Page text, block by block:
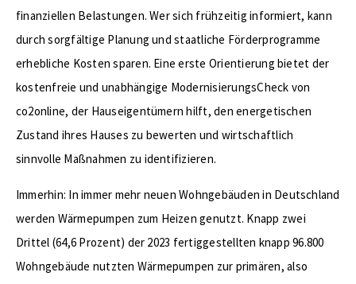
finanziellen Belastungen. Wer sich frühzeitig informiert, kann
durch sorgfältige Planung und staatliche Förderprogramme
erhebliche Kosten sparen. Eine erste Orientierung bietet der
kostenfreie und unabhängige ModernisierungsCheck von
co2online, der Hauseigentümern hilft, den energetischen
Zustand ihres Hauses zu bewerten und wirtschaftlich
sinnvolle Maßnahmen zu identifizieren.
Immerhin: In immer mehr neuen Wohngebäuden in Deutschland
werden Wärmepumpen zum Heizen genutzt. Knapp zwei
Drittel (64,6 Prozent) der 2023 fertiggestellten knapp 96.800
Wohngebäude nutzten Wärmepumpen zur primären, also